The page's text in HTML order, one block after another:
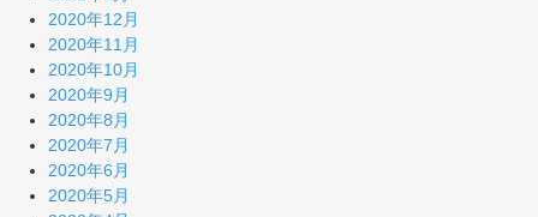
2020年12月
2020年11月
2020年10月
2020年9月
2020年8月
2020年7月
2020年6月
2020年5月